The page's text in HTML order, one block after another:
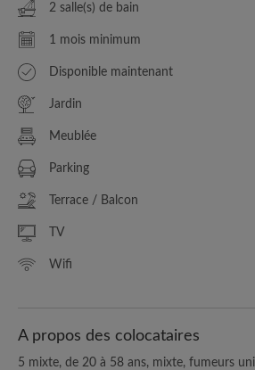
2 salle(s) de bain
1 mois minimum
Disponible maintenant
Jardin
Meublée
Parking
Terrace / Balcon
TV
Wifi
A propos des colocataires
5 mixte, de 20 à 58 ans, mixte, fumeurs